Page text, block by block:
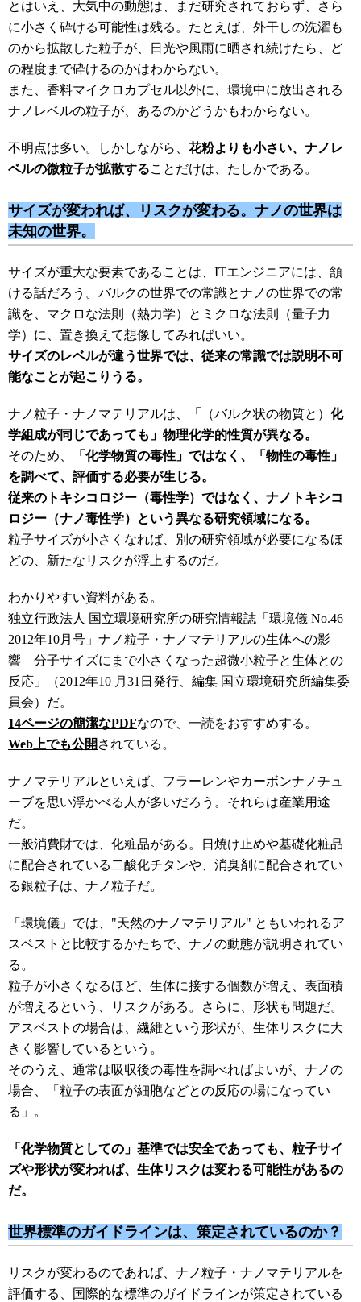
とはいえ、大気中の動態は、まだ研究されておらず、さら
に小さく砕ける可能性は残る。たとえば、外干しの洗濯も
のから拡散した粒子が、日光や風雨に晒され続けたら、ど
の程度まで砕けるのかはわからない。
また、香料マイクロカプセル以外に、環境中に放出される
ナノレベルの粒子が、あるのかどうかもわからない。
不明点は多い。しかしながら、 花粉よりも小さい、ナノレ
ベルの微粒子が拡散することだけは、たしかである。
サイズが変われば、リスクが変わる。ナノの世界は
未知の世界。
サイズが重大な要素であることは、ITエンジニアには、頷
ける話だろう。バルクの世界での常識とナノの世界での常
識を、マクロな法則（熱力学）とミクロな法則（量子力
学）に、置き換えて想像してみればいい。
サイズのレベルが違う世界では、従来の常識では説明不可
能なことが起こりうる。
ナノ粒子・ナノマテリアルは、 「 （バルク状の物質と） 化
学組成が同じであっても」物理化学的性質が異なる。
そのため、
「化学物質の毒性」ではなく、「物性の毒性」
を調べて、評価する必要が生じる。
従来のトキシコロジー（毒性学）ではなく、ナノトキシコ
ロジー（ナノ毒性学）という異なる研究領域になる。
粒子サイズが小さくなれば、別の研究領域が必要になるほ
どの、新たなリスクが浮上するのだ。
わかりやすい資料がある。
独立行政法人 国立環境研究所の研究情報誌「環境儀 No.46
2012年10月号」ナノ粒子・ナノマテリアルの生体への影
響 分子サイズにまで小さくなった超微小粒子と生体との
反応」（2012年10 月31日発行、編集 国立環境研究所編集委
員会）だ。
14ページの簡潔なPDFなので、一読をおすすめする。
Web上でも公開 されている。
ナノマテリアルといえば、フラーレンやカーボンナノチュ
ーブを思い浮かべる人が多いだろう。それらは産業用途
だ。
一般消費財では、化粧品がある。日焼け止めや基礎化粧品
に配合されている二酸化チタンや、消臭剤に配合されてい
る銀粒子は、ナノ粒子だ。
「環境儀」では、"天然のナノマテリアル" ともいわれるア
スベストと比較するかたちで、ナノの動態が説明されてい
る。
粒子が小さくなるほど、生体に接する個数が増え、表面積
が増えるという、リスクがある。さらに、形状も問題だ。
アスベストの場合は、繊維という形状が、生体リスクに大
きく影響しているという。
そのうえ、通常は吸収後の毒性を調べればよいが、ナノの
場合、「粒子の表面が細胞などとの反応の場になってい
る」。
「化学物質としての」基準では安全であっても、粒子サイ
ズや形状が変われば、生体リスクは変わる可能性があるの
だ。
世界標準のガイドラインは、策定されているのか？
リスクが変わるのであれば、ナノ粒子・ナノマテリアルを
評価する、国際的な標準のガイドラインが策定されている